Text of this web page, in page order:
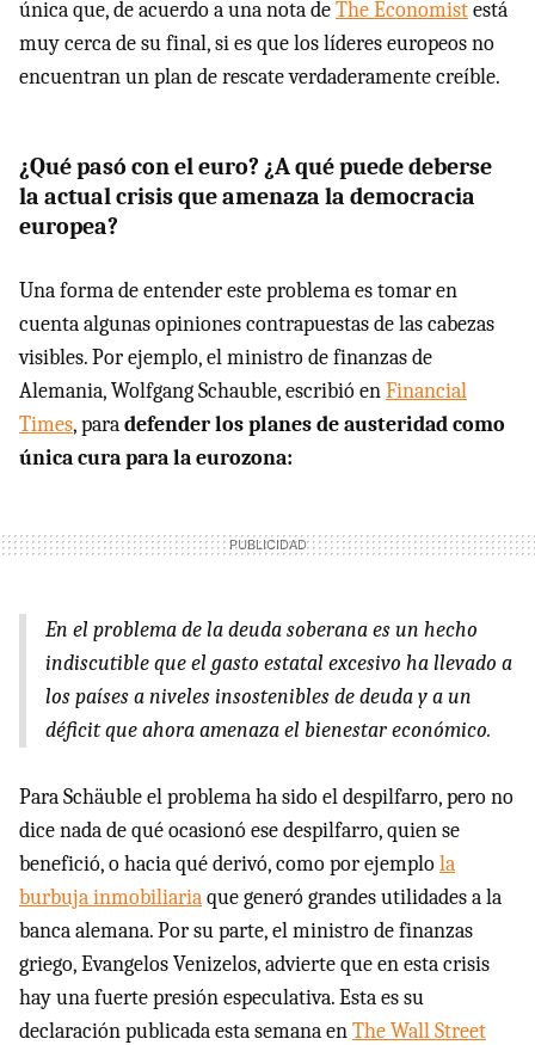
única que, de acuerdo a una nota deThe Economistestá
muy cerca de su final, si es que los líderes europeos no
encuentran un plan de rescate verdaderamente creíble.
¿Qué pasó con el euro? ¿A qué puede deberse
la actual crisis que amenaza la democracia
europea?
Una forma de entender este problema es tomar en
cuenta algunas opiniones contrapuestas de las cabezas
visibles. Por ejemplo, el ministro de finanzas de
Alemania, Wolfgang Schauble, escribió enFinancial
Times, paradefender los planes de austeridad como
única cura para la eurozona:
En el problema de la deuda soberana es un hecho
indiscutible que el gasto estatal excesivo ha llevado a
los países a niveles insostenibles de deuda y a un
déficit que ahora amenaza el bienestar económico.
Para Schäuble el problema ha sido el despilfarro, pero no
dice nada de qué ocasionó ese despilfarro, quien se
benefició, o hacia qué derivó, como por ejemplola
burbuja inmobiliariaque generó grandes utilidades a la
banca alemana. Por su parte, el ministro de finanzas
griego, Evangelos Venizelos, advierte que en esta crisis
hay una fuerte presión especulativa. Esta es su
declaración publicada esta semana enThe Wall Street